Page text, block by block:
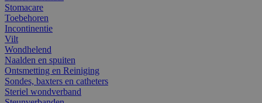
Stomacare
Toebehoren
Incontinentie
Vilt
Wondhelend
Naalden en spuiten
Ontsmetting en Reiniging
Sondes, baxters en catheters
Steriel wondverband